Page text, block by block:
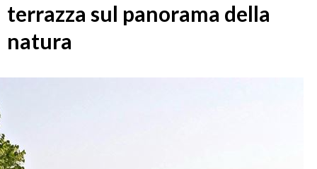
terrazza sul panorama della
natura